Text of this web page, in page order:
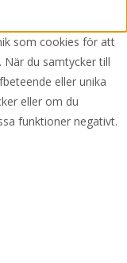
som cookies för att
du samtycker till
eller unika
eller om du
funktioner negativt.